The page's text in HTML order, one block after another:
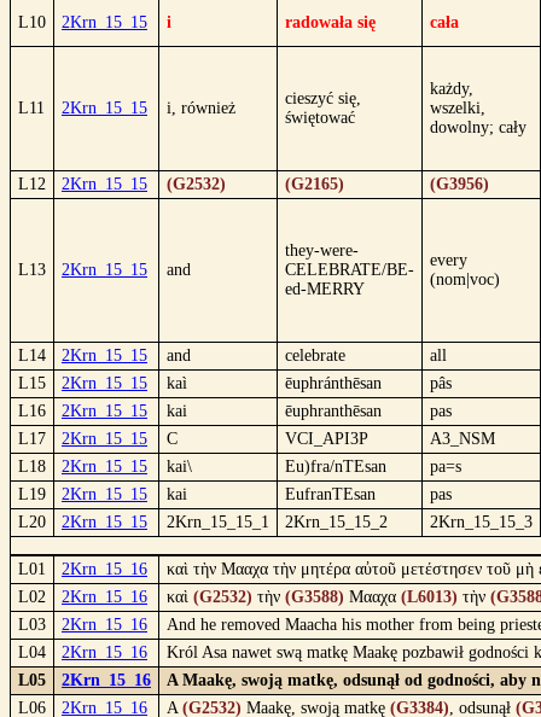
L10 2Krn_15_15 i radowała się cała
L11 2Krn_15_15 i, również
cieszyć się,
świętować
każdy,
wszelki,
dowolny; cały
L12 2Krn_15_15 (G2532) (G2165) (G3956)
L13 2Krn_15_15 and
they-were-
CELEBRATE/BE-
ed-MERRY
every
(nom|voc)
L14 2Krn_15_15 and celebrate
all
L15
2Krn_15_15 kaì ēuphránthēsan
pâs
L16
2Krn_15_15 kai ēuphranthēsan
pas
L17
2Krn_15_15 C VCI_API3P
A3_NSM
L18
2Krn_15_15 kai\ Eu)fra/nTEsan
pa=s
L19
2Krn_15_15 kai EufranTEsan
pas
L20
2Krn_15_15 2Krn_15_15_1 2Krn_15_15_2 2Krn_15_15_3
L01 2Krn_15_16
καὶ τὴν Μααχα τὴν μητέρα αὐτοῦ μετέστησεν τοῦ μὴ
L02
2Krn_15_16 καὶ (G2532) τὴν (G3588) Μααχα (L6013) τὴν
L03
2Krn_15_16
And he removed Maacha his mother from being
L04
2Krn_15_16
Król Asa nawet swą matkę Maakę pozbawił
L05
2Krn_15_16
A Maakę, swoją matkę, odsunął od godności, aby
L06
2Krn_15_16 A (G2532) Maakę, swoją matkę (G3384), odsunął